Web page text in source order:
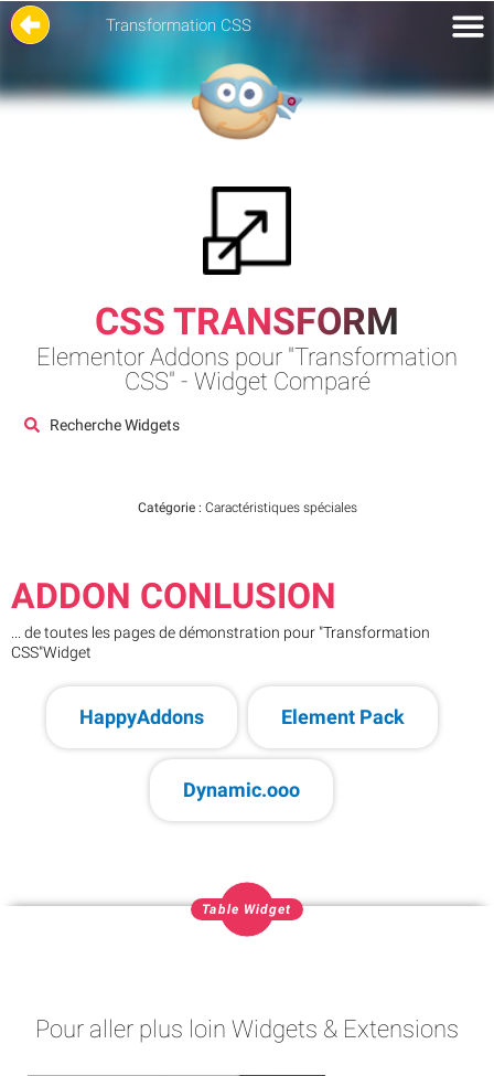
Transformation CSS
CSS TRANSFORM
Elementor Addons pour "Transformation
CSS" - Widget Comparé
ADDON CONLUSION
... de toutes les pages de démonstration pour "Transformation
CSS"Widget
HappyAddons Element Pack
Dynamic.ooo
Recherche Widgets
Catégorie : Caractéristiques spéciales
Table Widget
Pour aller plus loin Widgets & Extensions